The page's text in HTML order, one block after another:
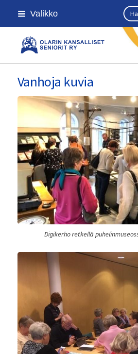
Siirry
sivun
Valikko
Olarin
Vanhoja kuvia
Digikerho retkellä